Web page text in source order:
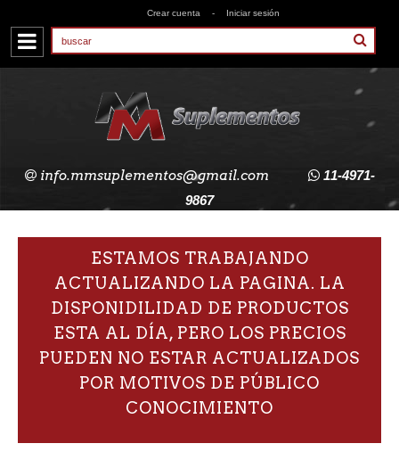
Crear cuenta - Iniciar sesión
info.mmsuplementos@gmail.com
11-4971-
9867
ESTAMOS TRABAJANDO
ACTUALIZANDO LA PAGINA. LA
DISPONIDILIDAD DE PRODUCTOS
ESTA AL DÍA, PERO LOS PRECIOS
PUEDEN NO ESTAR ACTUALIZADOS
POR MOTIVOS DE PÚBLICO
CONOCIMIENTO